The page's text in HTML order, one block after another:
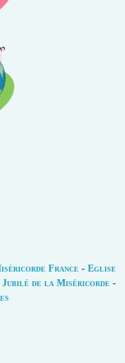
France- Eglise
Jubilé de la Miséricorde-